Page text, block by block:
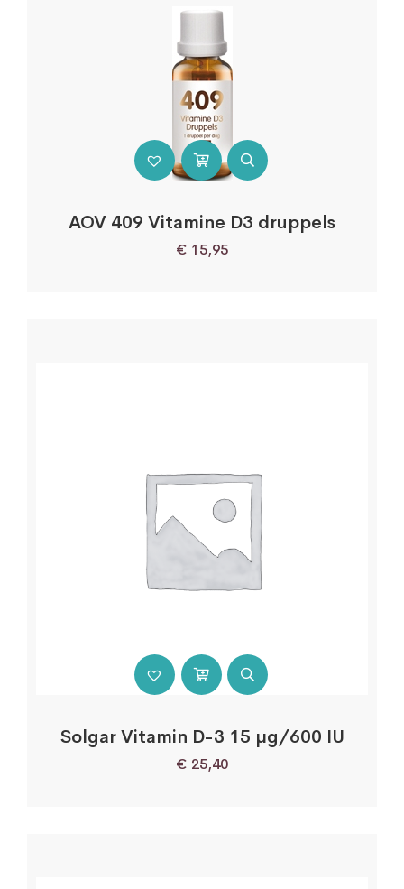
AOV 409 Vitamine D3 druppels
€ 15,95
Solgar Vitamin D-3 15 µg/600 IU
€ 25,40